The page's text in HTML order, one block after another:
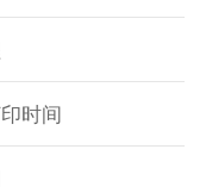
时间